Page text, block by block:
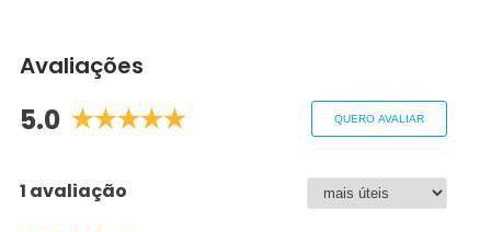
Avaliações
5.0 QUERO AVALIAR
1 avaliação